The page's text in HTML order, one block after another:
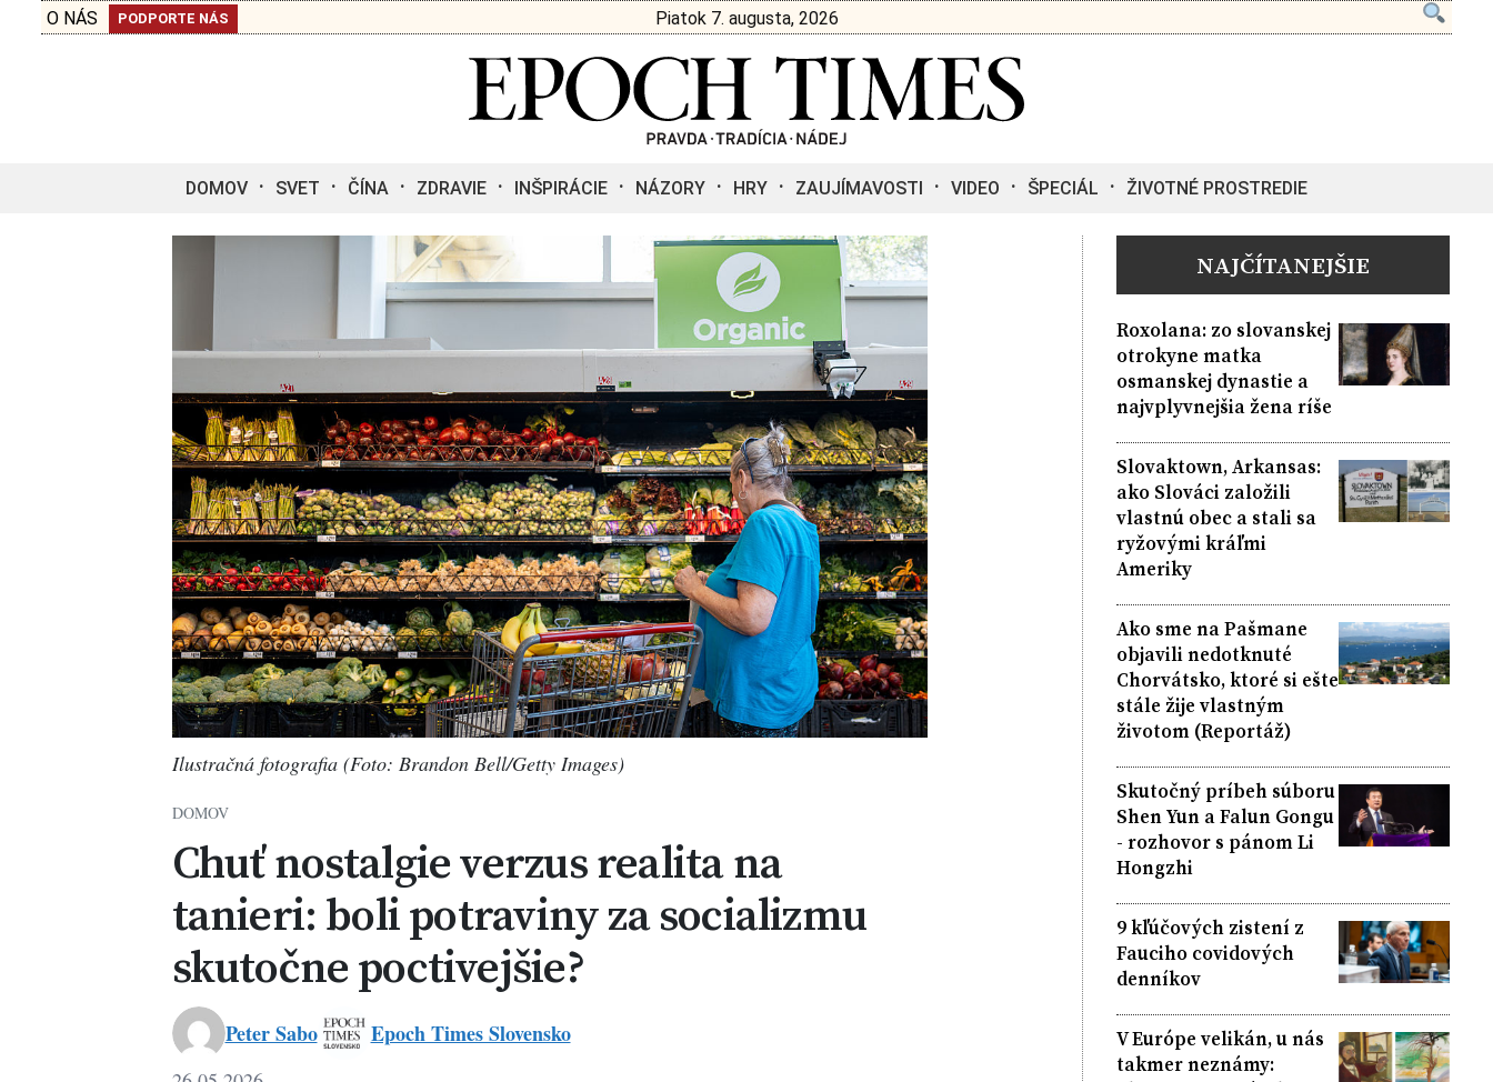
O NÁS PODPORTE NÁS Piatok 7. augusta, 2026
DOMOV SVET ČÍNA ZDRAVIE INŠPIRÁCIE NÁZORY HRY ZAUJÍMAVOSTI VIDEO ŠPECIÁL ŽIVOTNÉ PROSTREDIE
Ilustračná fotografia (Foto: Brandon Bell/Getty Images)
DOMOV
Chuť nostalgie verzus realita na
tanieri: boli potraviny za socializmu
skutočne poctivejšie?
Peter Sabo Epoch Times Slovensko
NAJČÍTANEJŠIE
Roxolana: zo slovanskej
otrokyne matka
osmanskej dynastie a
najvplyvnejšia žena ríše
Slovaktown, Arkansas:
ako Slováci založili
vlastnú obec a stali sa
ryžovými kráľmi
Ameriky
Ako sme na Pašmane
objavili nedotknuté
Chorvátsko, ktoré si ešte
stále žije vlastným
životom (Reportáž)
Skutočný príbeh súboru
Shen Yun a Falun Gongu
- rozhovor s pánom Li
Hongzhi
9 kľúčových zistení z
Fauciho covidových
denníkov
V Európe velikán, u nás
takmer neznámy: